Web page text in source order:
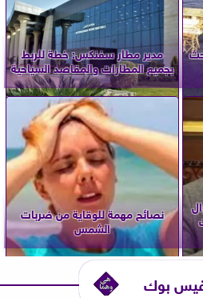
مدير مطار سفنكس: خطة للربط
بجميع المطارات والمقاصد السياحية
نصائح مهمة للوقاية من ضربات
الشمس
بوك